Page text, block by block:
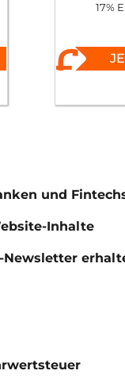
17%
und
Inhalte
Newsletter